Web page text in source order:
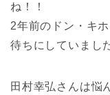
ね！！
2年前のドン・キ
待ちにしていまし
田村幸弘さんは悩